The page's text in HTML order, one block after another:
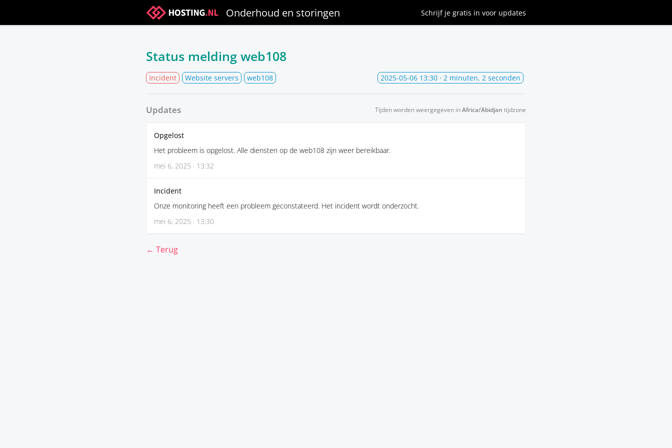
Onderhoud en storingen Schrijf je gratis in voor updates
Status melding web108
Incident Website servers web108 2025-05-06 13:30 · 2 minuten, 2 seconden
Updates Tijden worden weergegeven inAfrica/Abidjan tijdzone
Opgelost
Het probleem is opgelost. Alle diensten op de web108 zijn weer bereikbaar.
mei 6, 2025 · 13:32
Incident
Onze monitoring heeft een probleem geconstateerd. Het incident wordt onderzocht.
mei 6, 2025 · 13:30
← Terug